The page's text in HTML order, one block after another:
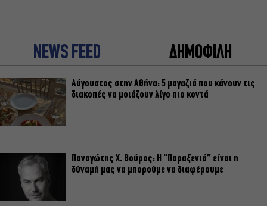
NEWS FEED ΔΗΜΟΦΙΛΗ
Αύγουστος στην Αθήνα: 5 μαγαζιά που κάνουν τις
διακοπές να μοιάζουν λίγο πιο κοντά
Παναγώτης Χ. Βούρος: Η “Παραξενιά” είναι η
δύναμή μας να μπορούμε να διαφέρουμε